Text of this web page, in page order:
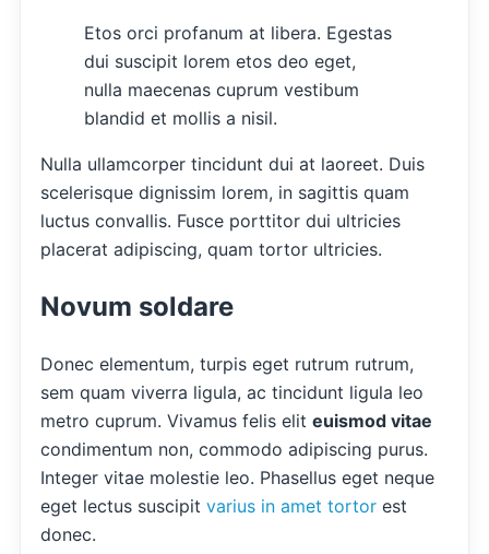
Etos orci profanum at libera. Egestas
dui suscipit lorem etos deo eget,
nulla maecenas cuprum vestibum
blandid et mollis a nisil.
Nulla ullamcorper tincidunt dui at laoreet. Duis
scelerisque dignissim lorem, in sagittis quam
luctus convallis. Fusce porttitor dui ultricies
placerat adipiscing, quam tortor ultricies.
Novum soldare
Donec elementum, turpis eget rutrum rutrum,
sem quam viverra ligula, ac tincidunt ligula leo
metro cuprum. Vivamus felis elit euismod vitae
condimentum non, commodo adipiscing purus.
Integer vitae molestie leo. Phasellus eget neque
eget lectus suscipit varius in amet tortorest
donec.